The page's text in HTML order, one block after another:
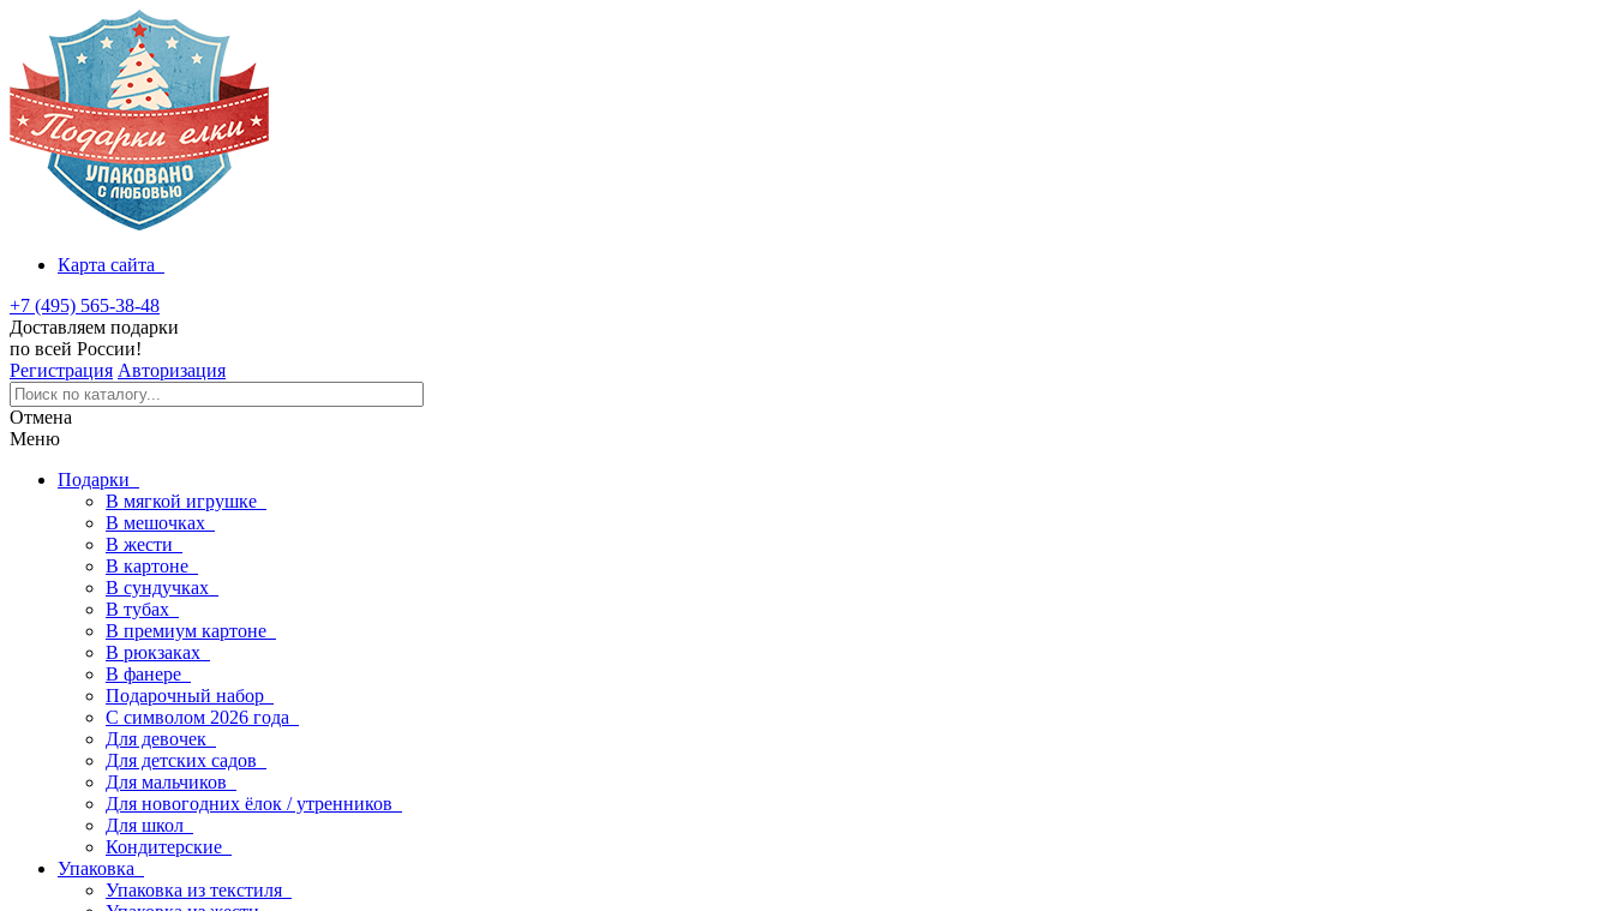
Карта сайта
+7 (495) 565-38-48
Доставляем подарки
по всей России!
Регистрация Авторизация
Отмена
Меню
Подарки
В мягкой игрушке
В мешочках
В жести
В картоне
В сундучках
В тубах
В премиум картоне
В рюкзаках
В фанере
Подарочный набор
С символом 2026 года
Для девочек
Для детских садов
Для мальчиков
Для новогодних ёлок / утренников
Для школ
Кондитерские
Упаковка
Упаковка из текстиля